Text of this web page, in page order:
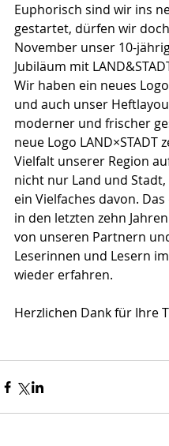
Euphorisch sind wir ins
gestartet, dürfen wir
November unser 10-
Jubiläum mit
Wir haben ein neues
und auch unser
moderner und frischer
neue Logo LAND×STADT
Vielfalt unserer Region
nicht nur Land und
ein Vielfaches davon.
in den letzten zehn
von unseren Partnern
Leserinnen und Lesern
wieder erfahren.
Herzlichen Dank für Ihre